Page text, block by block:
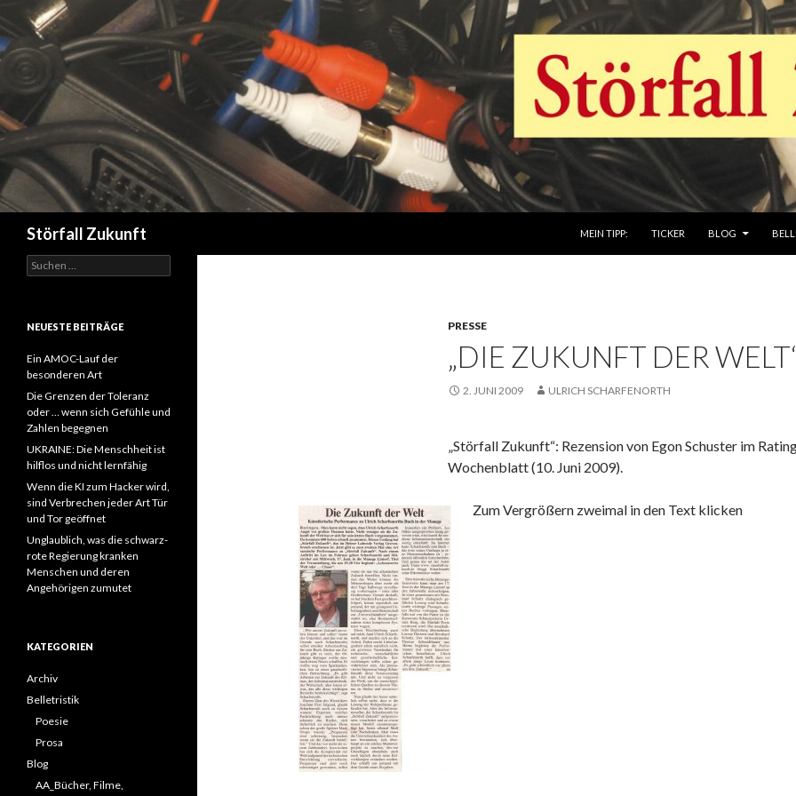
Störfall Zukunft
MEIN TIPP:
TICKER BLOG
PRESSE
„DIE ZUKUNFT DER
2. JUNI 2009 ULRICH SCHARFENORTH
„Störfall Zukunft“: Rezension von Egon Schuster im
Wochenblatt (10. Juni 2009).
Zum Vergrößern zweimal in den Text klicken
Suchen
nach:
NEUESTE BEITRÄGE
Ein AMOC-Lauf der
besonderen Art
Die Grenzen der Toleranz
oder … wenn sich Gefühle und
Zahlen begegnen
UKRAINE: Die Menschheit ist
hilflos und nicht lernfähig
Wenn die KI zum Hacker wird,
sind Verbrechen jeder Art Tür
und Tor geöffnet
Unglaublich, was die schwarz-
rote Regierung kranken
Menschen und deren
Angehörigen zumutet
KATEGORIEN
Archiv
Belletristik
Poesie
Prosa
Blog
AA_Bücher, Filme,